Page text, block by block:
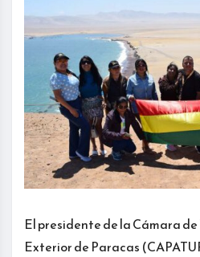
El presidente de la Cámara
Exterior de Paracas